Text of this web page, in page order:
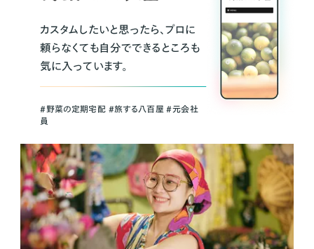
カスタムしたいと思ったら、プロに
頼らなくても自分でできるところも
気に入っています。
＃野菜の定期宅配 ＃旅する八百屋 ＃元会社
員